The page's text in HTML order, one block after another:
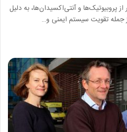
پروبیوتیک‌ها و آنتی‌اکسیدان‌ها، به دلیل
جمله تقویت سیستم ایمنی و…